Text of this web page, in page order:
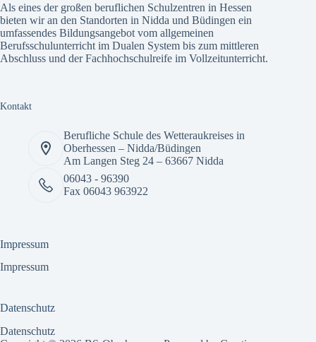
Als eines der großen beruflichen Schulzentren in Hessen
bieten wir an den Standorten in Nidda und Büdingen ein
umfassendes Bildungsangebot vom allgemeinen
Berufsschulunterricht im Dualen System bis zum mittleren
Abschluss und der Fachhochschulreife im Vollzeitunterricht.
Kontakt
Berufliche Schule des Wetteraukreises in
Oberhessen – Nidda/Büdingen
Am Langen Steg 24 – 63667 Nidda
06043 - 96390
Fax 06043 963922
Impressum
Impressum
Datenschutz
Datenschutz